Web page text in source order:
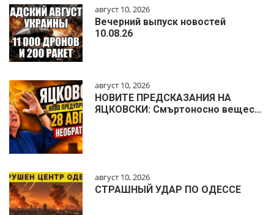
август 10, 2026
Вечерний выпуск новостей
10.08.26
август 10, 2026
НОВИТЕ ПРЕДСКАЗАНИЯ НА
ЯЦКОВСКИ: Смъртоносно вещес…
август 10, 2026
СТРАШНЫЙ УДАР ПО ОДЕССЕ